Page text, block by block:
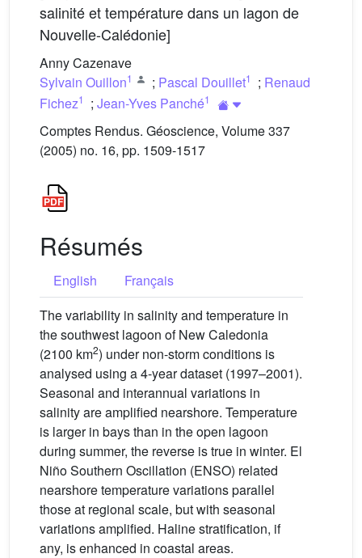
salinité et température dans un lagon de
Nouvelle-Calédonie]
Anny Cazenave
Sylvain Ouillon1 ; Pascal Douillet1 ; Renaud
Fichez1 ; Jean-Yves Panché1
Comptes Rendus. Géoscience, Volume 337
(2005) no. 16, pp. 1509-1517
Résumés
English
Français
The variability in salinity and temperature in
the southwest lagoon of New Caledonia
(2100 km2) under non-storm conditions is
analysed using a 4-year dataset (1997–2001).
Seasonal and interannual variations in
salinity are amplified nearshore. Temperature
is larger in bays than in the open lagoon
during summer, the reverse is true in winter. El
Niño Southern Oscillation (ENSO) related
nearshore temperature variations parallel
those at regional scale, but with seasonal
variations amplified. Haline stratification, if
any, is enhanced in coastal areas.